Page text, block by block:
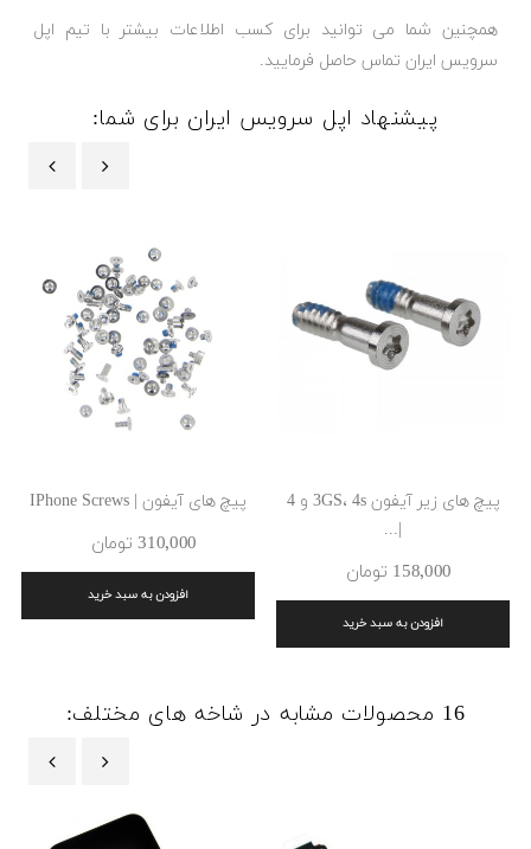
همچنین شما می توانید برای کسب اطلاعات بیشتر با تیم اپل
سرویس ایران تماس حاصل فرمایید.
پیشنهاد اپل سرویس ایران برای شما:
پیچ های زیر آیفون 3GS، 4s و 4
|...
158٬000 ‎تومان
افزودن به سبد خرید
پیچ های آیفون | IPhone Screws
310٬000 ‎تومان
افزودن به سبد خرید
16 محصولات مشابه در شاخه های مختلف: